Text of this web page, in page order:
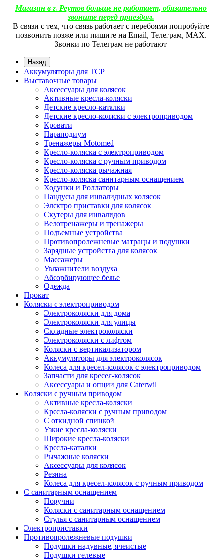
Магазин в г. Реутов больше не работает, обязательно
звоните перед приездом.
В связи с тем, что связь работает с перебоями попробуйте
позвонить позже или пишите на Email, Телеграм, МАХ.
Звонки по Телеграм не работают.
Назад
Аккумуляторы для ТСР
Выставочные товары
Аксессуары для колясок
Активные кресла-коляски
Детские кресло-каталки
Детские кресло-коляски с электроприводом
Кровати
Параподиум
Тренажеры Motomed
Кресло-коляска с электроприводом
Кресло-коляска с ручным приводом
Кресло-коляска рычажная
Кресло-коляска санитарным оснащением
Ходунки и Роллаторы
Пандусы для инвалидных колясок
Электро приставки для колясок
Скутеры для инвалидов
Велотренажеры и тренажеры
Подъемные устройства
Противопролежневые матрацы и подушки
Зарядные устройства для колясок
Массажеры
Увлажнители воздуха
Абсорбирующее белье
Одежда
Прокат
Коляски с электроприводом
Электроколяски для дома
Электроколяски для улицы
Складные электроколяски
Электроколяски с лифтом
Коляски с вертикализатором
Аккумуляторы для электроколясок
Колеса для кресел-колясок с электроприводом
Запчасти для кресел-колясок
Аксессуары и опции для Caterwil
Коляски с ручным приводом
Активные кресла-коляски
Кресла-коляски с ручным приводом
С откидной спинкой
Узкие кресла-коляски
Широкие кресла-коляски
Кресла-каталки
Рычажные коляски
Аксессуары для колясок
Резина
Колеса для кресел-колясок с ручным приводом
С санитарным оснащением
Поручни
Коляски с санитарным оснащением
Стулья с санитарным оснащением
Электроприставки
Противопролежневые подушки
Подушки надувные, ячеистые
Подушки гелевые